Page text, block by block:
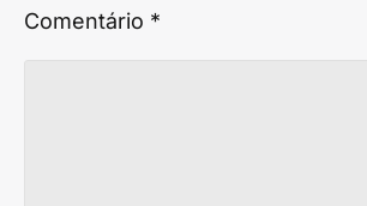
Comentário *